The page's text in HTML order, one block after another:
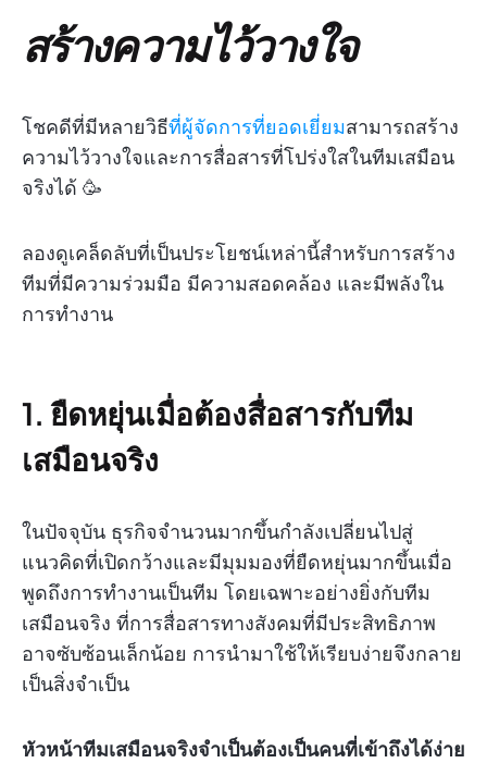
สร้างความไว้วางใจ
โชคดีที่มีหลายวิธีที่ผู้จัดการที่ยอดเยี่ยมสามารถสร้าง
ความไว้วางใจและการสื่อสารที่โปร่งใสในทีมเสมือน
จริงได้ 🥳
ลองดูเคล็ดลับที่เป็นประโยชน์เหล่านี้สำหรับการสร้าง
ทีมที่มีความร่วมมือ มีความสอดคล้อง และมีพลังใน
การทำงาน
1. ยืดหยุ่นเมื่อต้องสื่อสารกับทีม
เสมือนจริง
ในปัจจุบัน ธุรกิจจำนวนมากขึ้นกำลังเปลี่ยนไปสู่
แนวคิดที่เปิดกว้างและมีมุมมองที่ยืดหยุ่นมากขึ้นเมื่อ
พูดถึงการทำงานเป็นทีม โดยเฉพาะอย่างยิ่งกับทีม
เสมือนจริง ที่การสื่อสารทางสังคมที่มีประสิทธิภาพ
อาจซับซ้อนเล็กน้อย การนำมาใช้ให้เรียบง่ายจึงกลาย
เป็นสิ่งจำเป็น
หัวหน้าทีมเสมือนจริงจำเป็นต้องเป็นคนที่เข้าถึงได้ง่าย